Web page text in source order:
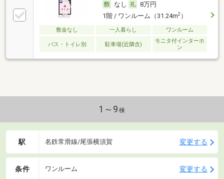
なし
8万円
1階 / ワンルーム（31.24m2）
敷金なし 一人暮らし ワンルーム
バス・トイレ別 駐車場(近隣含)
モニタ付インターホ
ン
1～9 棟
駅 名鉄常滑線/尾張横須賀 変更する
条件 ワンルーム 変更する